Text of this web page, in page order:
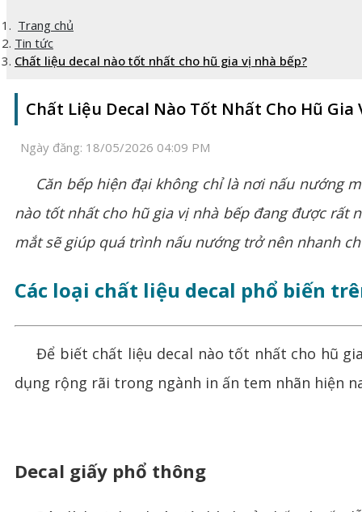
Trang chủ
Tin tức
Chất liệu decal nào tốt nhất cho hũ gia vị nhà bếp?
Chất Liệu Decal Nào Tốt Nhất Cho Hũ Gia
Ngày đăng: 18/05/2026 04:09 PM
Căn bếp hiện đại không chỉ là nơi nấu nướng
nào tốt nhất cho hũ gia vị nhà bếp đang được rất
mắt sẽ giúp quá trình nấu nướng trở nên nhanh
Các loại chất liệu decal phổ biến
Để biết chất liệu decal nào tốt nhất cho hũ
dụng rộng rãi trong ngành in ấn tem nhãn hiện
Decal giấy phổ thông